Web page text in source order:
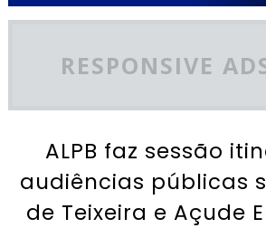
RESPONSIVE
ALPB faz sessão
audiências públicas
de Teixeira e Açude